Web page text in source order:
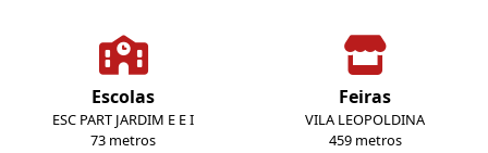
Escolas
ESC PART JARDIM E E I
73 metros
Feiras
VILA LEOPOLDINA
459 metros